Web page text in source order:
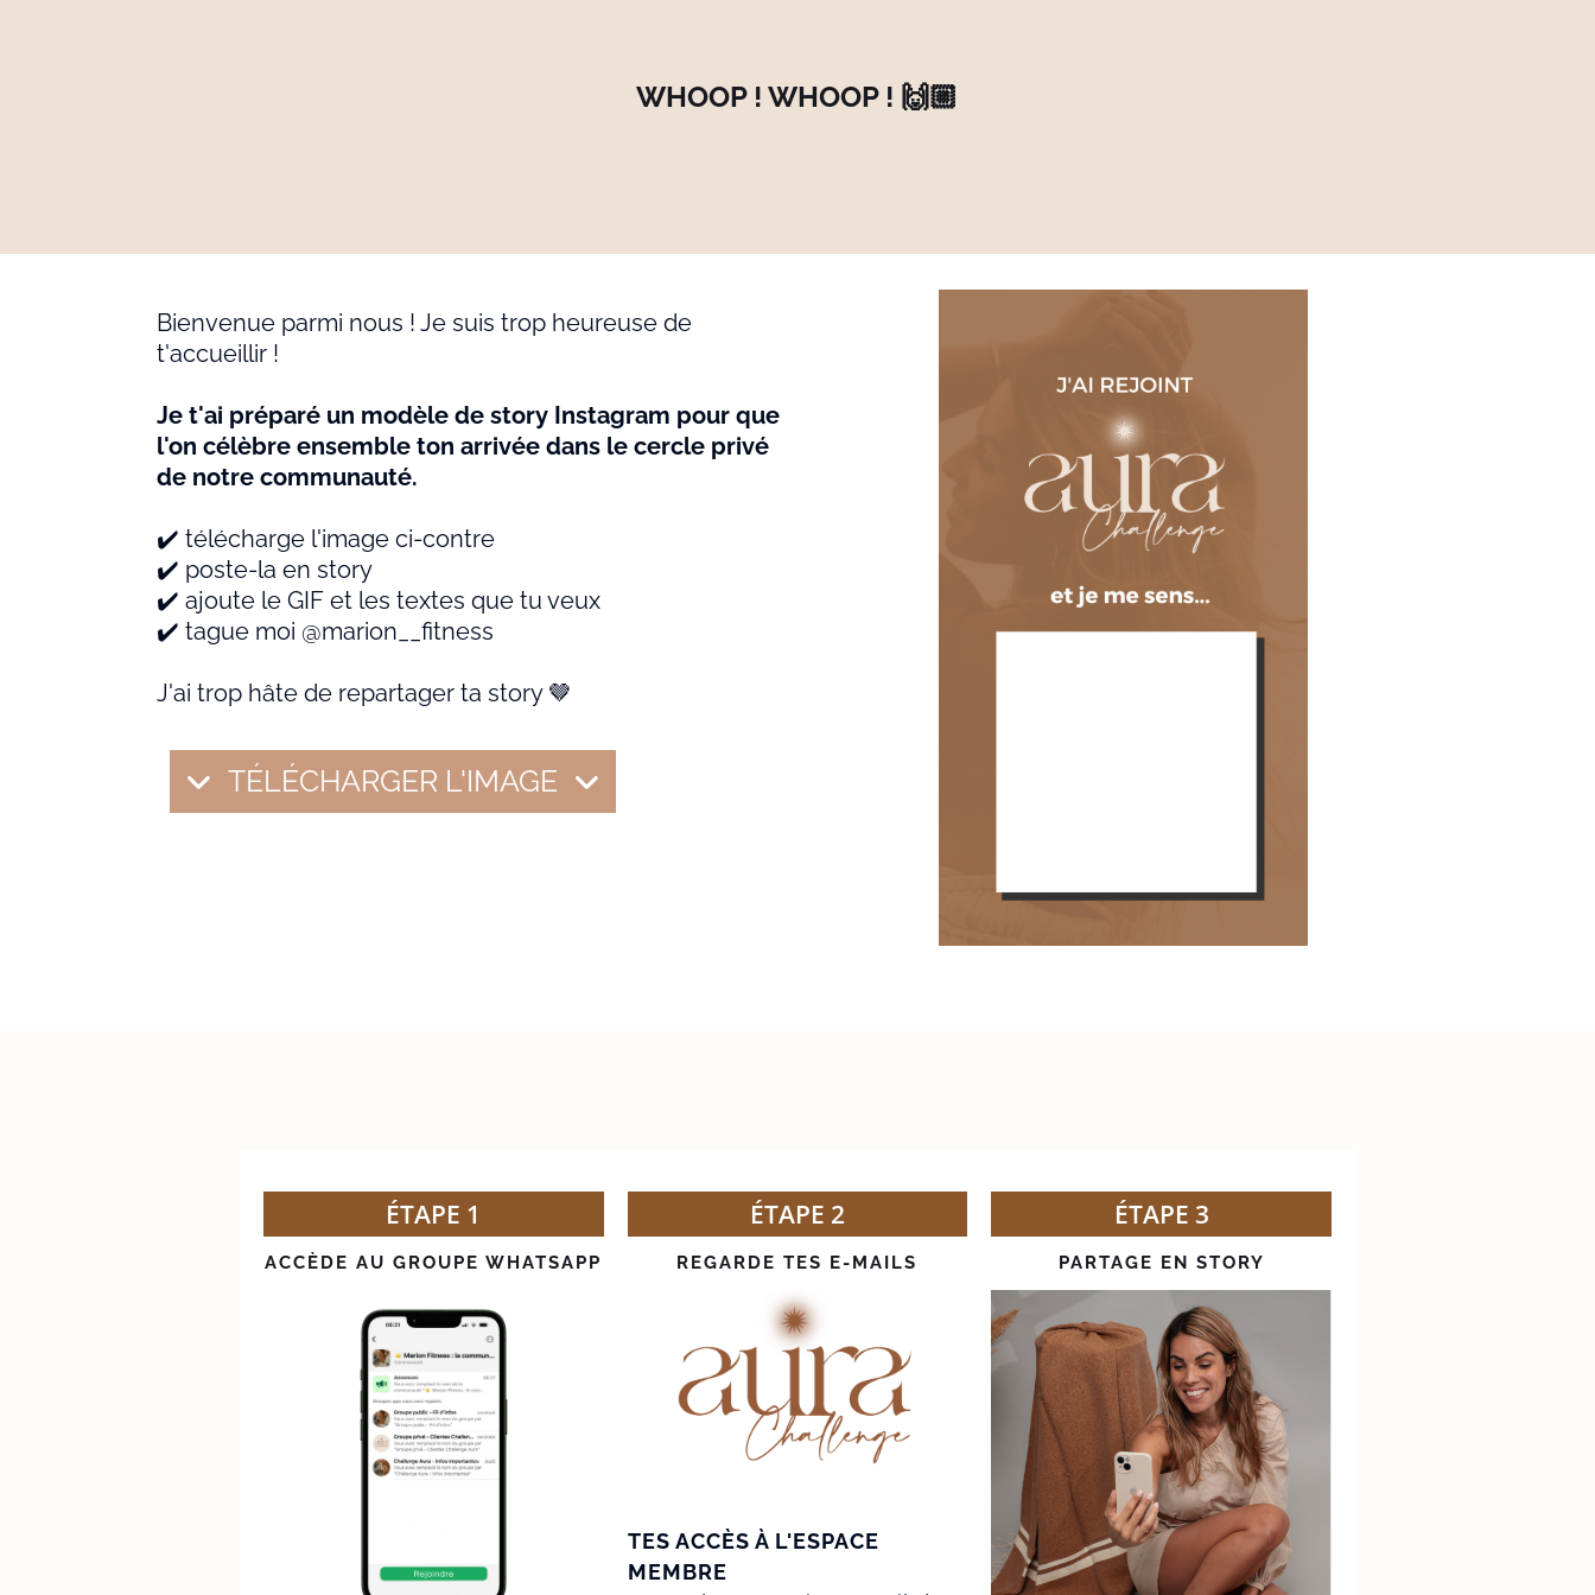
WHOOP ! WHOOP ! 🙌🏼
Bienvenue parmi nous ! Je suis trop heureuse de
t'accueillir !
Je t'ai préparé un modèle de story Instagram pour que
l'on célèbre ensemble ton arrivée dans le cercle privé
de notre communauté.
✔️ télécharge l'image ci-contre
✔️ poste-la en story
✔️ ajoute le GIF et les textes que tu veux
✔️ tague moi @marion__fitness
J'ai trop hâte de repartager ta story 🤎
TÉLÉCHARGER L'IMAGE
ÉTAPE 1
ACCÈDE AU GROUPE WHATSAPP
ÉTAPE 2
REGARDE TES E-MAILS
TES ACCÈS À L'ESPACE
MEMBRE
ÉTAPE 3
PARTAGE EN STORY